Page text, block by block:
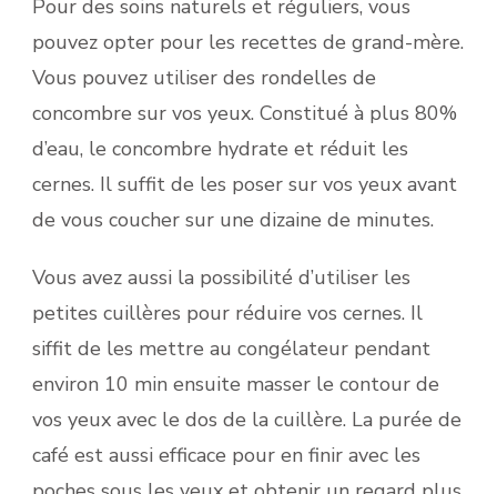
Pour des soins naturels et réguliers, vous
pouvez opter pour les recettes de grand-mère.
Vous pouvez utiliser des rondelles de
concombre sur vos yeux. Constitué à plus 80%
d’eau, le concombre hydrate et réduit les
cernes. Il suffit de les poser sur vos yeux avant
de vous coucher sur une dizaine de minutes.
Vous avez aussi la possibilité d’utiliser les
petites cuillères pour réduire vos cernes. Il
siffit de les mettre au congélateur pendant
environ 10 min ensuite masser le contour de
vos yeux avec le dos de la cuillère. La purée de
café est aussi efficace pour en finir avec les